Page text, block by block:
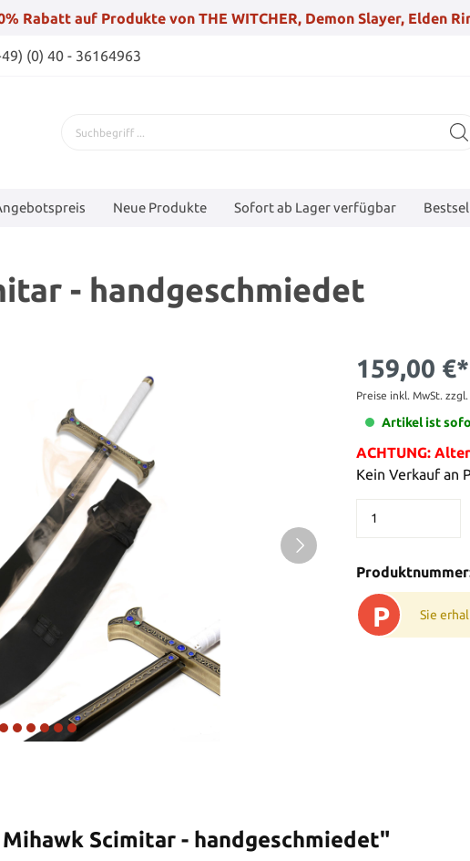
Rabatt auf Produkte von THE WITCHER, Demon Slayer, Elden
(0) 40 - 36164963
Neue Produkte Sofort ab Lager verfügbar
- handgeschmiedet
159,00 €*
Preise inkl. MwSt.
Artikel ist
ACHTUNG:
Kein Verkauf an
P Sie
Scimitar - handgeschmiedet"